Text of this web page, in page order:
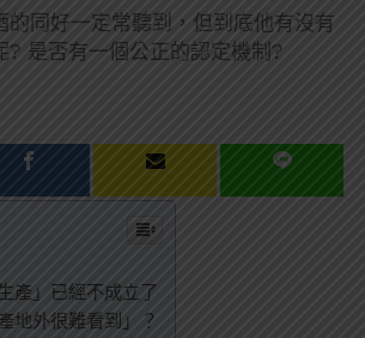
的同好一定常聽到，但到底他有沒有
? 是否有一個公正的認定機制?
產」已經不成立了
地外很難看到」？